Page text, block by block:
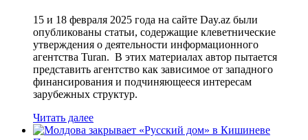
15 и 18 февраля 2025 года на сайте Day.az были
опубликованы статьи, содержащие клеветнические
утверждения о деятельности информационного
агентства Turan. В этих материалах автор пытается
представить агентство как зависимое от западного
финансирования и подчиняющееся интересам
зарубежных структур.
Читать далее